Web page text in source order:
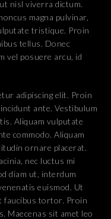
nisl viverra dictum.
magna pulvinar,
tristique. Proin
tellus. Donec
vel posuere arcu, id
adipiscing elit. Proin
ante. Vestibulum
Aliquam vulputate
commodo. Aliquam
ornare placerat.
nec luctus mi
diam ut, interdum
euismod. Ut
faucibus tortor. Proin
Maecenas sit amet leo